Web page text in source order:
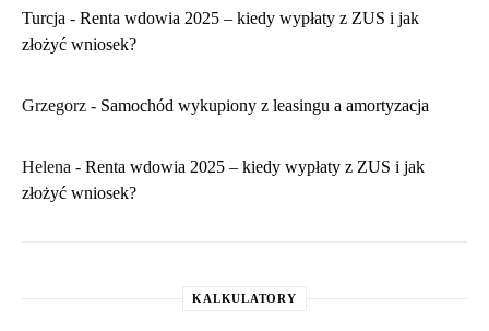
Turcja - Renta wdowia 2025 – kiedy wypłaty z ZUS i jak
złożyć wniosek?
Grzegorz - Samochód wykupiony z leasingu a amortyzacja
Helena - Renta wdowia 2025 – kiedy wypłaty z ZUS i jak
złożyć wniosek?
KALKULATORY